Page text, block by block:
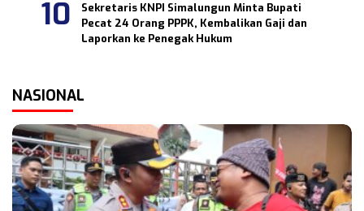
Sekretaris KNPI Simalungun Minta Bupati
Pecat 24 Orang PPPK, Kembalikan Gaji dan
Laporkan ke Penegak Hukum
NASIONAL